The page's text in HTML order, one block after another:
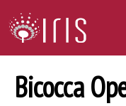
Bicocca